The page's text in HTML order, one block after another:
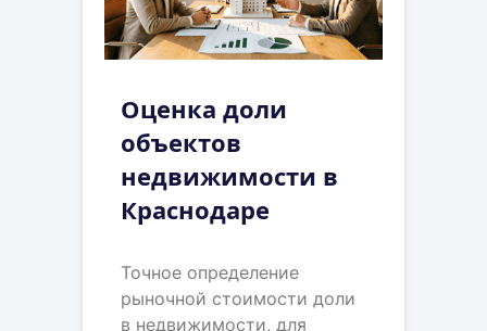
Оценка доли
объектов
недвижимости в
Краснодаре
Точное определение
рыночной стоимости доли
в недвижимости, для